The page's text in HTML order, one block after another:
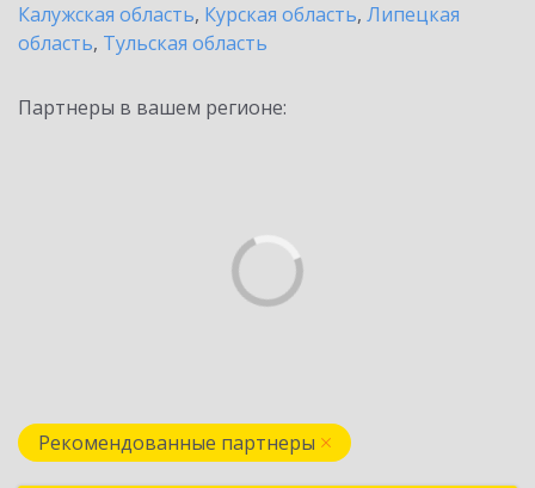
Калужская область, Курская область, Липецкая
область, Тульская область
Партнеры в вашем регионе:
Рекомендованные партнеры